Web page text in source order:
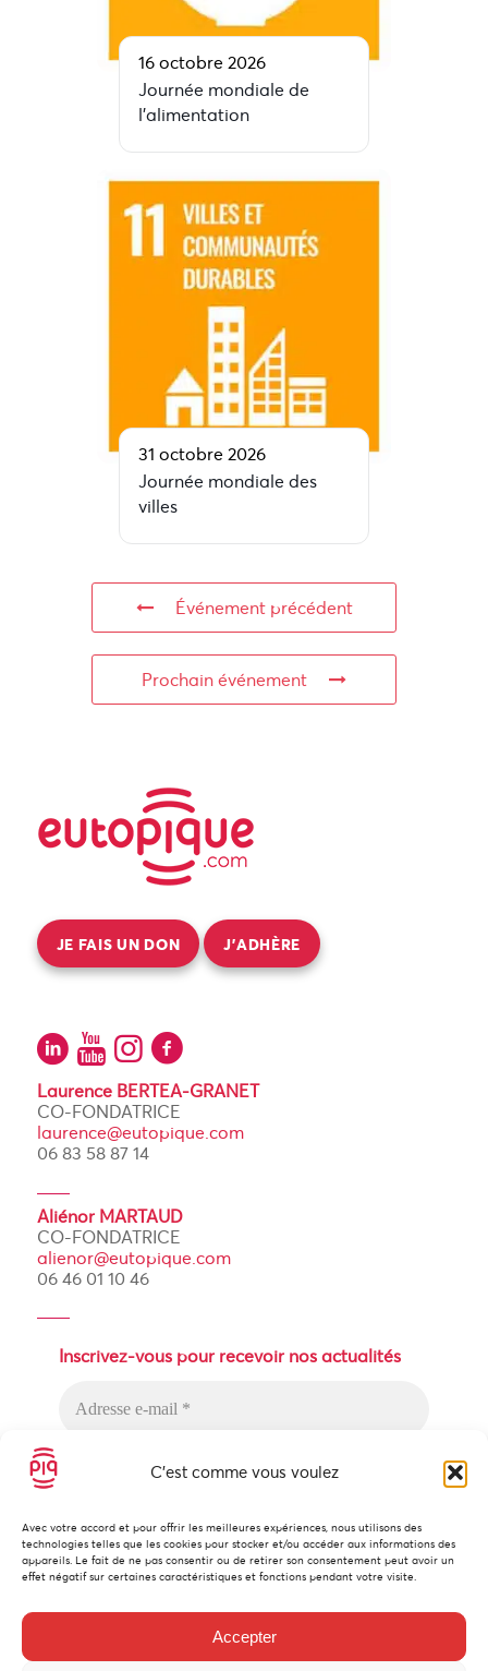
C'est comme vous voulez
Avec votre accord et pour offrir les meilleures expériences, nous utilisons des
technologies telles que les cookies pour stocker et/ou accéder aux informations des
appareils. Le fait de ne pas consentir ou de retirer son consentement peut avoir un
effet négatif sur certaines caractéristiques et fonctions pendant votre visite.
Accepter
16 octobre 2026
Journée mondiale de
l’alimentation
31 octobre 2026
Journée mondiale des
villes
Événement précédent
Prochain événement
JE FAIS UN DON J’ADHÈRE
Laurence BERTEA-GRANET
CO-FONDATRICE
laurence@eutopique.com
06 83 58 87 14
Aliénor MARTAUD
CO-FONDATRICE
alienor@eutopique.com
06 46 01 10 46
Inscrivez-vous pour recevoir nos actualités
Nous n’envoyons pas de messages
indésirables ! Lisez notrepolitique de